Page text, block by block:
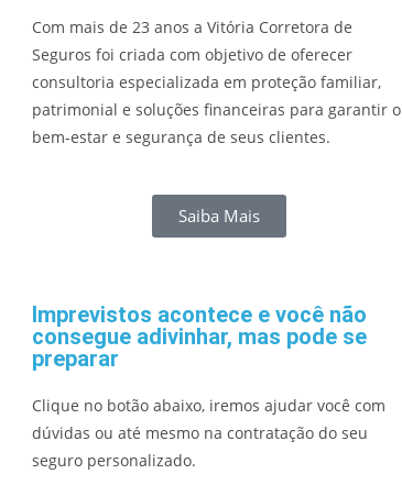
Com mais de 23 anos a Vitória Corretora de
Seguros foi criada com objetivo de oferecer
consultoria especializada em proteção familiar,
patrimonial e soluções financeiras para garantir o
bem-estar e segurança de seus clientes.
Saiba Mais
Imprevistos acontece e você não
consegue adivinhar, mas pode se
preparar
Clique no botão abaixo, iremos ajudar você com
dúvidas ou até mesmo na contratação do seu
seguro personalizado.